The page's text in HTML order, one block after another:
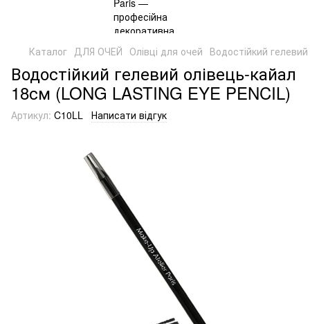
Каталог ДЛЯ ОЧЕЙ Олівці для очей Водостійкий
Водостійкий гелевий олівець-кайал
18см (LONG LASTING EYE PENCIL)
Артикул: C10LL Написати відгук